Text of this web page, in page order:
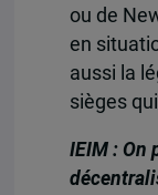
ou de
en
aussi la
sièges
IEIM : On